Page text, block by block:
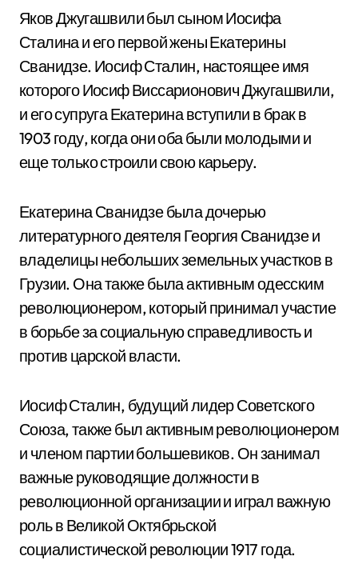
Яков Джугашвили был сыном Иосифа
Сталина и его первой жены Екатерины
Сванидзе. Иосиф Сталин, настоящее имя
которого Иосиф Виссарионович Джугашвили,
и его супруга Екатерина вступили в брак в
1903 году, когда они оба были молодыми и
еще только строили свою карьеру.
Екатерина Сванидзе была дочерью
литературного деятеля Георгия Сванидзе и
владелицы небольших земельных участков в
Грузии. Она также была активным одесским
революционером, который принимал участие
в борьбе за социальную справедливость и
против царской власти.
Иосиф Сталин, будущий лидер Советского
Союза, также был активным революционером
и членом партии большевиков. Он занимал
важные руководящие должности в
революционной организации и играл важную
роль в Великой Октябрьской
социалистической революции 1917 года.